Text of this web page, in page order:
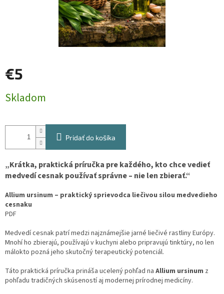
€5
cena:
Skladom
Pridať do košíka
„Krátka, praktická príručka pre každého, kto chce vedieť
medvedí cesnak používať správne – nie len zbierať.“
Allium ursinum – praktický sprievodca liečivou silou medvedieho
cesnaku
PDF
Medvedí cesnak patrí medzi najznámejšie jarné liečivé rastliny Európy.
Mnohí ho zbierajú, používajú v kuchyni alebo pripravujú tinktúry, no len
málokto pozná jeho skutočný terapeutický potenciál.
Táto praktická príručka prináša ucelený pohľad na Allium ursinum z
pohľadu tradičných skúseností aj modernej prírodnej medicíny.